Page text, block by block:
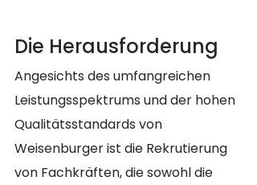
Die Herausforderung
Angesichts des umfangreichen
Leistungsspektrums und der hohen
Qualitätsstandards von
Weisenburger ist die Rekrutierung
von Fachkräften, die sowohl die